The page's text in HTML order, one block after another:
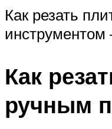
Как резать
Как
ручным